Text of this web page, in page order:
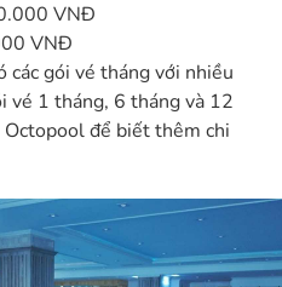
VNĐ
VNĐ
các gói vé tháng với nhiều
vé 1 tháng, 6 tháng và 12
để biết thêm chi